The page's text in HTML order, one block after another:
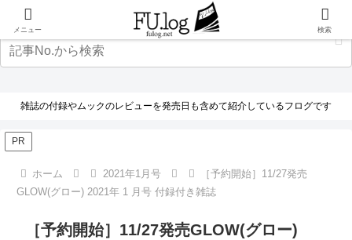
雑誌の付録やムックのレビューを発売日も含めて紹介しているフログです
PR
ホーム 2021年1月号
［予約開始］11/27発売
GLOW(グロー) 2021年 1 月号 付録付き雑誌
［予約開始］11/27発売GLOW(グロー)
メニュー 検索